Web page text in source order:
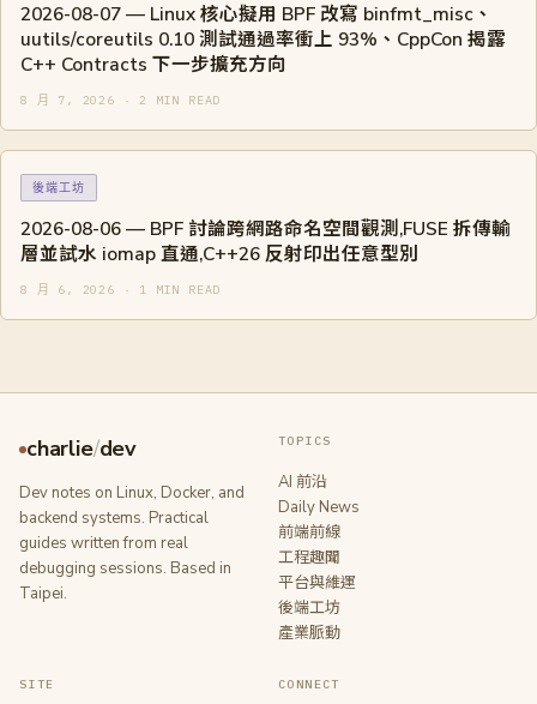
2026-08-07 — Linux 核心擬用 BPF 改寫 binfmt_misc、
uutils/coreutils 0.10 測試通過率衝上 93%、CppCon 揭露
C++ Contracts 下一步擴充方向
8 月 7, 2026 · 2 MIN READ
後端工坊
2026-08-06 — BPF 討論跨網路命名空間觀測,FUSE 拆傳輸
層並試水 iomap 直通,C++26 反射印出任意型別
8 月 6, 2026 · 1 MIN READ
charlie/dev
Dev notes on Linux, Docker, and
backend systems. Practical
guides written from real
debugging sessions. Based in
Taipei.
TOPICS
AI 前沿
Daily News
前端前線
工程趣聞
平台與維運
後端工坊
產業脈動
SITE CONNECT